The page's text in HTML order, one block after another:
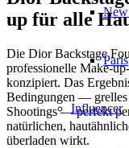
Paris
Influencer
up für alle
Die Dior Backstage
professionelle Make-
konzipiert. Das
Bedingungen — grelles
Shootings — perfekt
natürlichen,
überladen wirkt.